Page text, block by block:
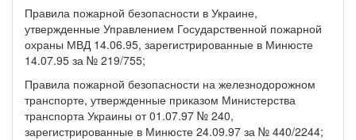
Правила пожарной безопасности в Украине,
утвержденные Управлением Государственной пожарной
охраны МВД 14.06.95, зарегистрированные в Минюсте
14.07.95 за № 219/755;
Правила пожарной безопасности на железнодорожном
транспорте, утвержденные приказом Министерства
транспорта Украины от 01.07.97 № 240,
зарегистрированные в Минюсте 24.09.97 за № 440/2244;